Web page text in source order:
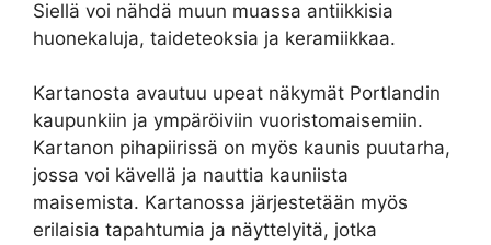
Siellä voi nähdä muun muassa antiikkisia
huonekaluja, taideteoksia ja keramiikkaa.
Kartanosta avautuu upeat näkymät Portlandin
kaupunkiin ja ympäröiviin vuoristomaisemiin.
Kartanon pihapiirissä on myös kaunis puutarha,
jossa voi kävellä ja nauttia kauniista
maisemista. Kartanossa järjestetään myös
erilaisia tapahtumia ja näyttelyitä, jotka